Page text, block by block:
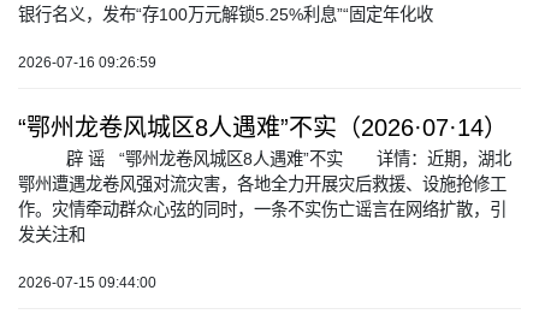
银行名义，发布“存100万元解锁5.25%利息”“固定年化收
2026-07-16 09:26:59
“鄂州龙卷风城区8人遇难”不实（2026·07·14）
辟 谣 “鄂州龙卷风城区8人遇难”不实 详情：近期，湖北
鄂州遭遇龙卷风强对流灾害，各地全力开展灾后救援、设施抢修工
作。灾情牵动群众心弦的同时，一条不实伤亡谣言在网络扩散，引
发关注和
2026-07-15 09:44:00